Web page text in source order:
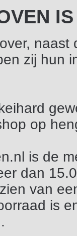
zij hun
op
is de
dan
van
is